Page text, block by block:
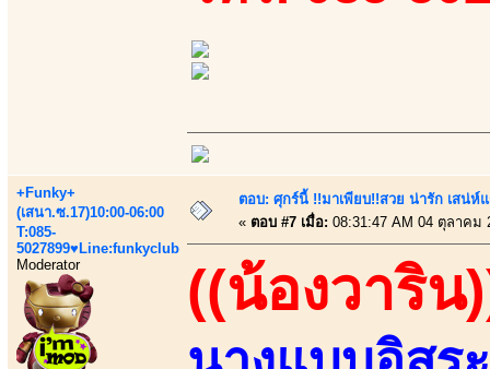
+Funky+
(เสนา.ซ.17)10:00-06:00
T:085-
5027899♥Line:funkyclub
Moderator
ตอบ: ศุกร์นี้ !!มาเพียบ!!สวย น่ารัก เสน่ห์
« ตอบ #7 เมื่อ: 08:31:47 AM 04 ตุลาคม
((น้องวาริน